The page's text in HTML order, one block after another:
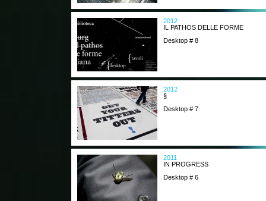
2012
IL PATHOS DELLE FORME
Desktop # 8
2012
§
Desktop # 7
2011
IN PROGRESS
Desktop # 6